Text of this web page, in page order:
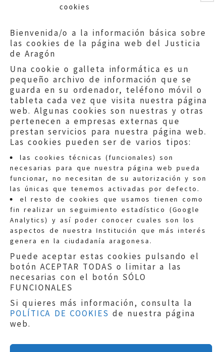
cookies
Bienvenida/o a la información básica sobre
las cookies de la página web del Justicia
de Aragón
Una cookie o galleta informática es un
pequeño archivo de información que se
guarda en su ordenador, teléfono móvil o
tableta cada vez que visita nuestra página
web. Algunas cookies son nuestras y otras
pertenecen a empresas externas que
prestan servicios para nuestra página web.
Las cookies pueden ser de varios tipos:
las cookies técnicas (funcionales) son
necesarias para que nuestra página web pueda
funcionar, no necesitan de su autorización y son
las únicas que tenemos activadas por defecto.
el resto de cookies que usamos tienen como
fin realizar un seguimiento estadístico (Google
Analytics) y así poder conocer cuales son los
aspectos de nuestra Institución que más interés
genera en la ciudadanía aragonesa.
Puede aceptar estas cookies pulsando el
botón ACEPTAR TODAS o limitar a las
necesarias con el botón SÓLO
FUNCIONALES
Si quieres más información, consulta la
POLÍTICA DE COOKIES de nuestra página
web.
Quejas:quejas@eljusticiadearagon.es
Información general:
informacion@eljusticiadearagon.es
Teléfonos:900 210 210/
Aviso legal|Política de privacidad|
Protección de Datos